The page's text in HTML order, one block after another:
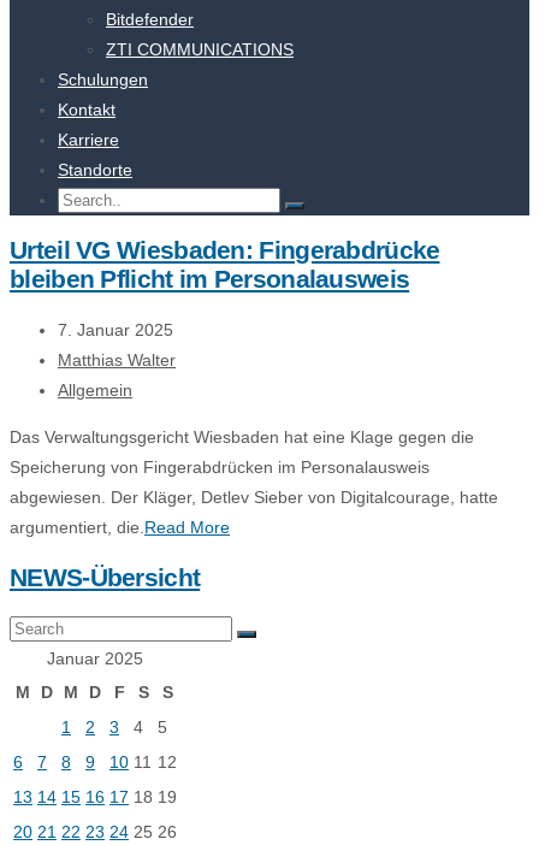
Bitdefender
ZTI COMMUNICATIONS
Schulungen
Kontakt
Karriere
Standorte
Urteil VG Wiesbaden: Fingerabdrücke
bleiben Pflicht im Personalausweis
7. Januar 2025
Matthias Walter
Allgemein
Das Verwaltungsgericht Wiesbaden hat eine Klage gegen die
Speicherung von Fingerabdrücken im Personalausweis
abgewiesen. Der Kläger, Detlev Sieber von Digitalcourage, hatte
argumentiert, die. Read More
NEWS-Übersicht
Januar 2025
M
D M D F S
S
1
2 3 4
5
6
7 8 9 10 11 12
13 14 15 16 17 18 19
20 21 22 23 24 25 26